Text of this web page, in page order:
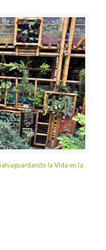
la Vida en la